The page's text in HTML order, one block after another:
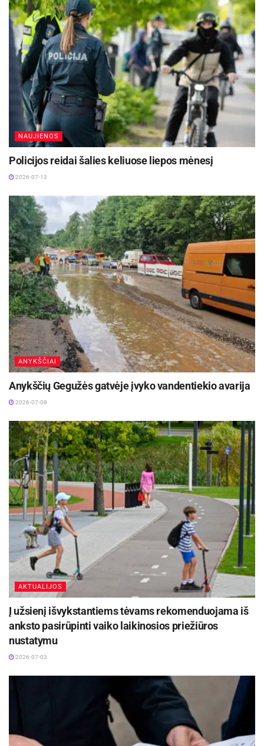
NAUJIENOS
Policijos reidai šalies keliuose liepos mėnesį
2026-07-13
ANYKŠČIAI
Anykščių Gegužės gatvėje įvyko vandentiekio avarija
2026-07-08
AKTUALIJOS
Į užsienį išvykstantiems tėvams rekomenduojama iš
anksto pasirūpinti vaiko laikinosios priežiūros
nustatymu
2026-07-03